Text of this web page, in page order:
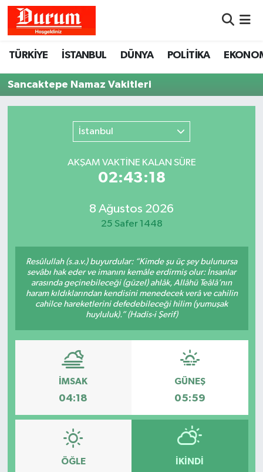
TÜRKİYE İSTANBUL DÜNYA POLİTİKA
Sancaktepe Namaz Vakitleri
İstanbul
AKŞAM VAKTİNE KALAN SÜRE
02:43:18
8 Ağustos 2026
25 Safer 1448
Resûlullah (s.a.v.) buyurdular: “Kimde şu üç şey bulunursa
sevâbı hak eder ve imanını kemâle erdirmiş olur: İnsanlar
arasında geçinebileceği (güzel) ahlâk, Allâhü Teâlâ’nın
haram kıldıklarından kendisini menedecek verâ ve cahilin
cahilce hareketlerini defedebileceği hilim (yumuşak
huyluluk).” (Hadis-i Şerif)
İMSAK
04:18
GÜNEŞ
05:59
ÖĞLE İKINDI
Hava Durumu
Namaz Vakitleri
Trafik Durumu
Süper Lig Puan Durumu ve Fikstür
Son Dakika Haberleri